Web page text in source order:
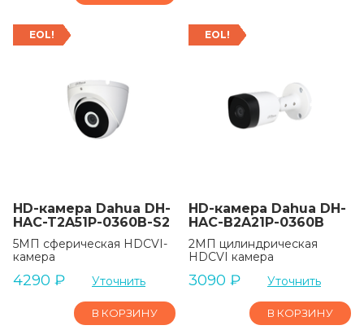
EOL!
HD-камера Dahua DH-
HAC-T2A51P-0360B-S2
5МП сферическая HDCVI-
камера
4290 ₽ Уточнить
В КОРЗИНУ
EOL!
HD-камера Dahua DH-
HAC-B2A21P-0360B
2MП цилиндрическая
HDCVI камера
3090 ₽ Уточнить
В КОРЗИНУ